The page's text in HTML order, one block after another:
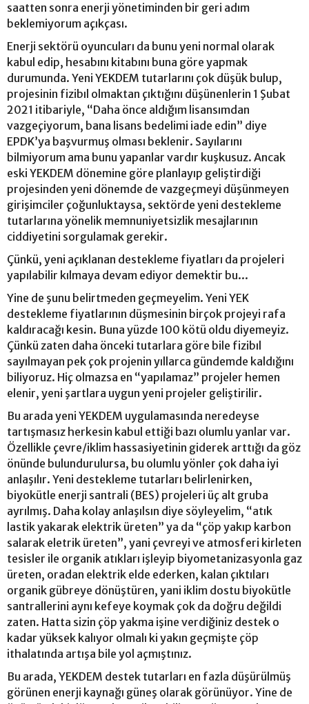
saatten sonra enerji yönetiminden bir geri adım
beklemiyorum açıkçası.
Enerji sektörü oyuncuları da bunu yeni normal olarak
kabul edip, hesabını kitabını buna göre yapmak
durumunda. Yeni YEKDEM tutarlarını çok düşük bulup,
projesinin fizibıl olmaktan çıktığını düşünenlerin 1 Şubat
2021 itibariyle, “Daha önce aldığım lisansımdan
vazgeçiyorum, bana lisans bedelimi iade edin” diye
EPDK’ya başvurmuş olması beklenir. Sayılarını
bilmiyorum ama bunu yapanlar vardır kuşkusuz. Ancak
eski YEKDEM dönemine göre planlayıp geliştirdiği
projesinden yeni dönemde de vazgeçmeyi düşünmeyen
girişimciler çoğunluktaysa, sektörde yeni destekleme
tutarlarına yönelik memnuniyetsizlik mesajlarının
ciddiyetini sorgulamak gerekir.
Çünkü, yeni açıklanan destekleme fiyatları da projeleri
yapılabilir kılmaya devam ediyor demektir bu...
Yine de şunu belirtmeden geçmeyelim. Yeni YEK
destekleme fiyatlarının düşmesinin birçok projeyi rafa
kaldıracağı kesin. Buna yüzde 100 kötü oldu diyemeyiz.
Çünkü zaten daha önceki tutarlara göre bile fizibıl
sayılmayan pek çok projenin yıllarca gündemde kaldığını
biliyoruz. Hiç olmazsa en “yapılamaz” projeler hemen
elenir, yeni şartlara uygun yeni projeler geliştirilir.
Bu arada yeni YEKDEM uygulamasında neredeyse
tartışmasız herkesin kabul ettiği bazı olumlu yanlar var.
Özellikle çevre/iklim hassasiyetinin giderek arttığı da göz
önünde bulundurulursa, bu olumlu yönler çok daha iyi
anlaşılır. Yeni destekleme tutarları belirlenirken,
biyokütle enerji santrali (BES) projeleri üç alt gruba
ayrılmış. Daha kolay anlaşılsın diye söyleyelim, “atık
lastik yakarak elektrik üreten” ya da “çöp yakıp karbon
salarak eletrik üreten”, yani çevreyi ve atmosferi kirleten
tesisler ile organik atıkları işleyip biyometanizasyonla gaz
üreten, oradan elektrik elde ederken, kalan çıktıları
organik gübreye dönüştüren, yani iklim dostu biyokütle
santrallerini aynı kefeye koymak çok da doğru değildi
zaten. Hatta sizin çöp yakma işine verdiğiniz destek o
kadar yüksek kalıyor olmalı ki yakın geçmişte çöp
ithalatında artışa bile yol açmıştınız.
Bu arada, YEKDEM destek tutarları en fazla düşürülmüş
görünen enerji kaynağı güneş olarak görünüyor. Yine de